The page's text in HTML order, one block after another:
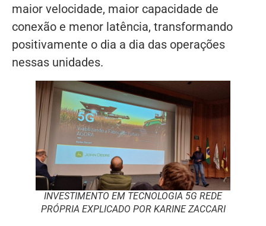
maior velocidade, maior capacidade de
conexão e menor latência, transformando
positivamente o dia a dia das operações
nessas unidades.
INVESTIMENTO EM TECNOLOGIA 5G REDE
PRÓPRIA EXPLICADO POR KARINE ZACCARI